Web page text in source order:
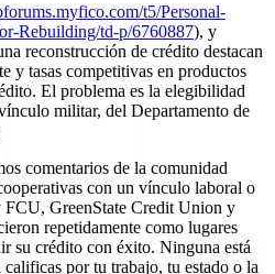
t5/Personal-
Rebuilding/td-p/6760887), y
reconstrucción de crédito destacan
y tasas competitivas en productos
El problema es la elegibilidad
militar, del Departamento de
comentarios de la comunidad
con un vínculo laboral o
GreenState Credit Union y
repetidamente como lugares
su crédito con éxito. Ninguna está
por tu trabajo, tu estado o la